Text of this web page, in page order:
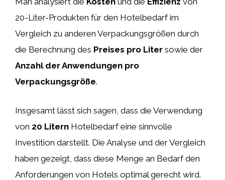
20-Liter-Produkten für den Hotelbedarf im
Vergleich zu anderen Verpackungsgrößen durch
die Berechnung des Preises pro Liter sowie der
Anzahl der Anwendungen pro
Verpackungsgröße.
Insgesamt lässt sich sagen, dass die Verwendung
von 20 Litern Hotelbedarf eine sinnvolle
Investition darstellt. Die Analyse und der Vergleich
haben gezeigt, dass diese Menge an Bedarf den
Anforderungen von Hotels optimal gerecht wird.